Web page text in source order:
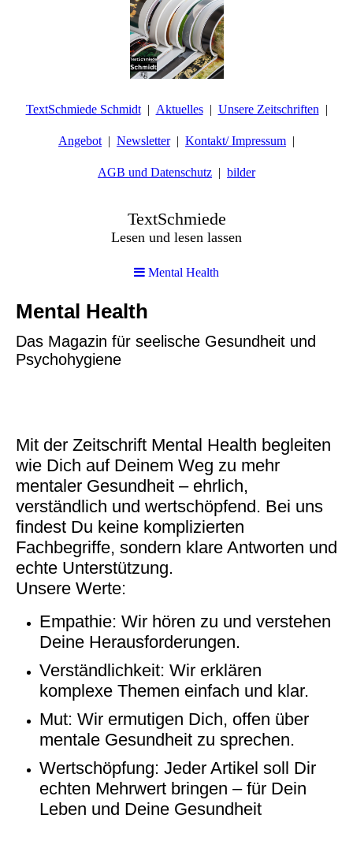
TextSchmiede Schmidt Aktuelles Unsere Zeitschriften
Angebot Newsletter Kontakt/ Impressum
AGB und Datenschutz bilder
TextSchmiede
Lesen und lesen lassen
Mental Health
Mental Health
Das Magazin für seelische Gesundheit und
Psychohygiene
Mit der Zeitschrift Mental Health begleiten
wie Dich auf Deinem Weg zu mehr
mentaler Gesundheit – ehrlich,
verständlich und wertschöpfend. Bei uns
findest Du keine komplizierten
Fachbegriffe, sondern klare Antworten und
echte Unterstützung.
Unsere Werte:
Empathie: Wir hören zu und verstehen
Deine Herausforderungen.
Verständlichkeit: Wir erklären
komplexe Themen einfach und klar.
Mut: Wir ermutigen Dich, offen über
mentale Gesundheit zu sprechen.
Wertschöpfung: Jeder Artikel soll Dir
echten Mehrwert bringen – für Dein
Leben und Deine Gesundheit